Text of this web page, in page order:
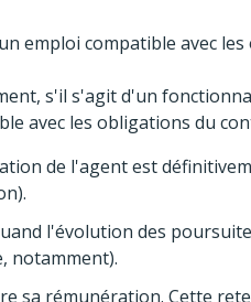
emploi compatible avec
s'il s'agit d'un
avec les obligations du
de l'agent est
l'évolution des
notamment).
sa rémunération. Cette